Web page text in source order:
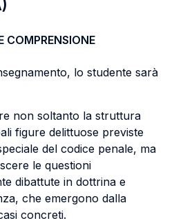
COMPRENSIONE
lo studente sarà
non soltanto la struttura
figure delittuose previste
del codice penale, ma
le questioni
dibattute in dottrina e
che emergono dalla
concreti.